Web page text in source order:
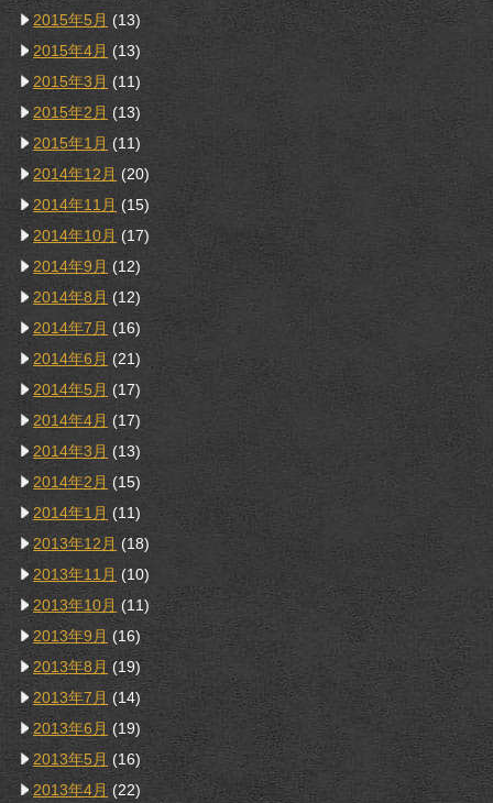
2015年5月 (13)
2015年4月 (13)
2015年3月 (11)
2015年2月 (13)
2015年1月 (11)
2014年12月 (20)
2014年11月 (15)
2014年10月 (17)
2014年9月 (12)
2014年8月 (12)
2014年7月 (16)
2014年6月 (21)
2014年5月 (17)
2014年4月 (17)
2014年3月 (13)
2014年2月 (15)
2014年1月 (11)
2013年12月 (18)
2013年11月 (10)
2013年10月 (11)
2013年9月 (16)
2013年8月 (19)
2013年7月 (14)
2013年6月 (19)
2013年5月 (16)
2013年4月 (22)